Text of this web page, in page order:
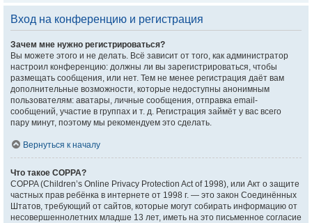
Вход на конференцию и регистрация
Зачем мне нужно регистрироваться?
Вы можете этого и не делать. Всё зависит от того, как администратор
настроил конференцию: должны ли вы зарегистрироваться, чтобы
размещать сообщения, или нет. Тем не менее регистрация даёт вам
дополнительные возможности, которые недоступны анонимным
пользователям: аватары, личные сообщения, отправка email-
сообщений, участие в группах и т. д. Регистрация займёт у вас всего
пару минут, поэтому мы рекомендуем это сделать.
Вернуться к началу
Что такое COPPA?
COPPA (Children’s Online Privacy Protection Act of 1998), или Акт о защите
частных прав ребёнка в интернете от 1998 г. — это закон Соединённых
Штатов, требующий от сайтов, которые могут собирать информацию от
несовершеннолетних младше 13 лет, иметь на это письменное согласие